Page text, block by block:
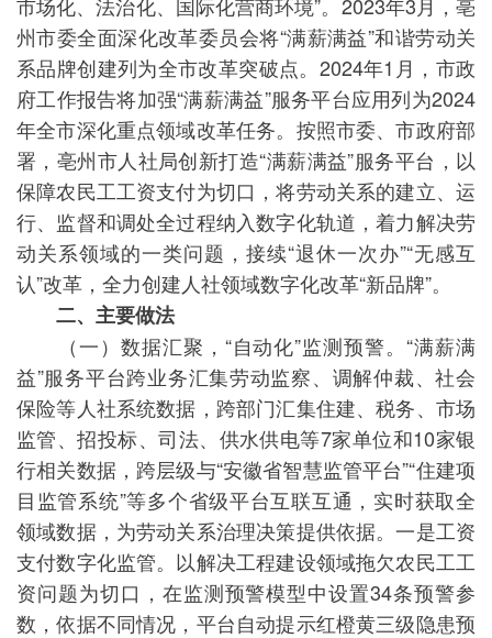
州市委全面深化改革委员会将“满薪满益”和谐劳动关
系品牌创建列为全市改革突破点。2024年1月，市政
府工作报告将加强“满薪满益”服务平台应用列为2024
年全市深化重点领域改革任务。按照市委、市政府部
署，亳州市人社局创新打造“满薪满益”服务平台，以
保障农民工工资支付为切口，将劳动关系的建立、运
行、监督和调处全过程纳入数字化轨道，着力解决劳
动关系领域的一类问题，接续“退休一次办”“无感互
认”改革，全力创建人社领域数字化改革“新品牌”。
二、主要做法
（一）数据汇聚，“自动化”监测预警。“满薪满
益”服务平台跨业务汇集劳动监察、调解仲裁、社会
保险等人社系统数据，跨部门汇集住建、税务、市场
监管、招投标、司法、供水供电等7家单位和10家银
行相关数据，跨层级与“安徽省智慧监管平台”“住建项
目监管系统”等多个省级平台互联互通，实时获取全
领域数据，为劳动关系治理决策提供依据。一是工资
支付数字化监管。以解决工程建设领域拖欠农民工工
资问题为切口，在监测预警模型中设置34条预警参
数，依据不同情况，平台自动提示红橙黄三级隐患预